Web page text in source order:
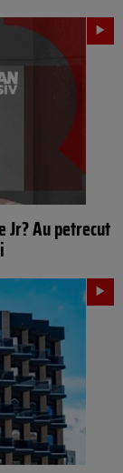
Jr? Au petrecut